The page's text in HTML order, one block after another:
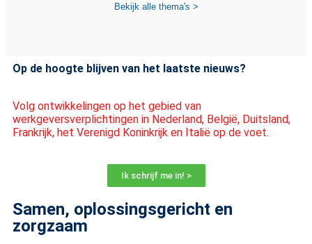
Bekijk alle thema's >
Op de hoogte blijven van het laatste nieuws?
Volg ontwikkelingen op het gebied van
werkgeversverplichtingen in Nederland, België, Duitsland,
Frankrijk, het Verenigd Koninkrijk en Italië op de voet.
Ik schrijf me in! >
Samen, oplossingsgericht en
zorgzaam